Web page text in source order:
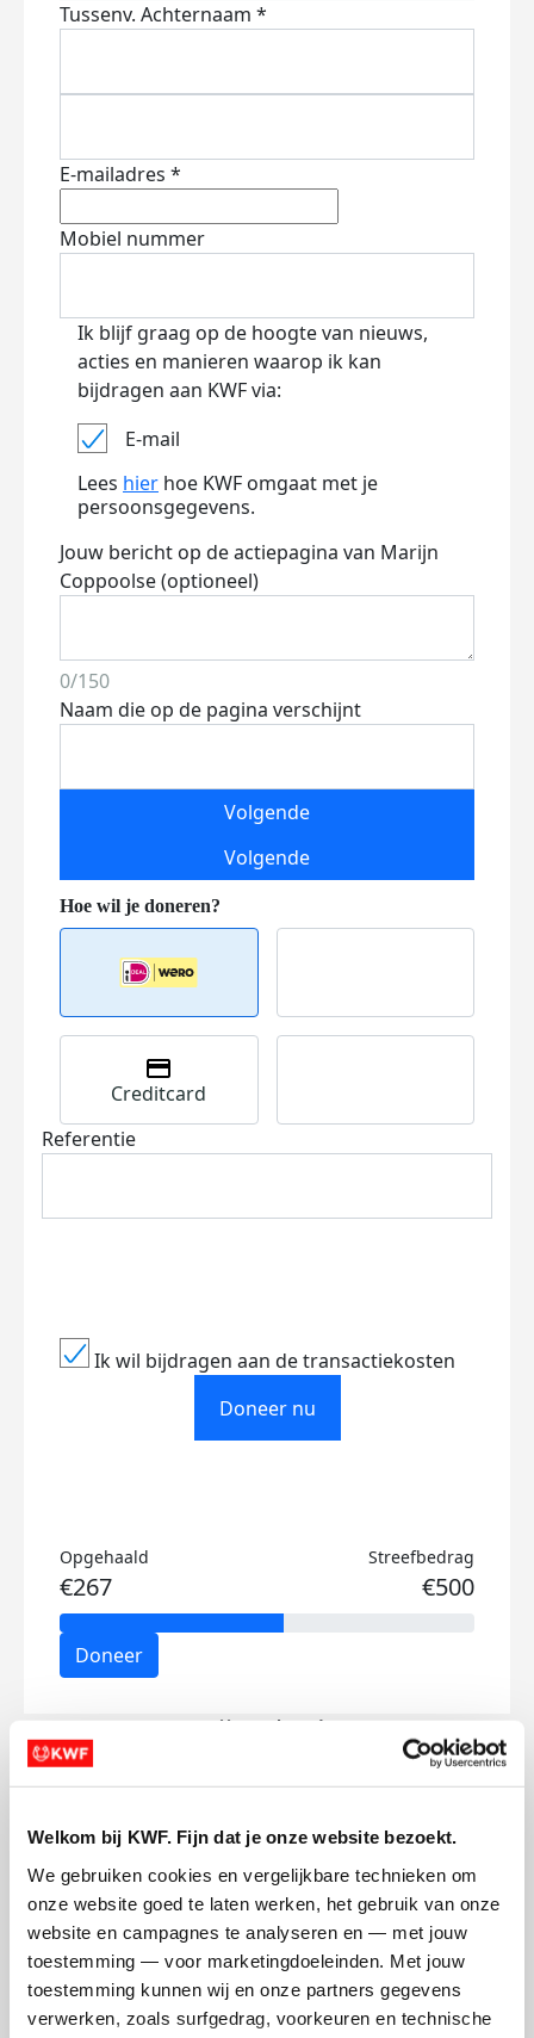
Welkom bij KWF. Fijn dat je onze website bezoekt.
We gebruiken cookies en vergelijkbare technieken om
onze website goed te laten werken, het gebruik van onze
website en campagnes te analyseren en — met jouw
toestemming — voor marketingdoeleinden. Met jouw
toestemming kunnen wij en onze partners gegevens
verwerken, zoals surfgedrag, voorkeuren en technische
Tussenv. Achternaam *
E-mailadres *
Mobiel nummer
Ik blijf graag op de hoogte van nieuws,
acties en manieren waarop ik kan
bijdragen aan KWF via:
E-mail
Lees hier hoe KWF omgaat met je
persoonsgegevens.
Jouw bericht op de actiepagina van Marijn
Coppoolse (optioneel)
0/150
Naam die op de pagina verschijnt
Volgende
Volgende
Creditcard
Referentie
Ik wil bijdragen aan de transactiekosten
Doneer nu
Opgehaald
€267
Streefbedrag
€500
Doneer
Marijn's badges